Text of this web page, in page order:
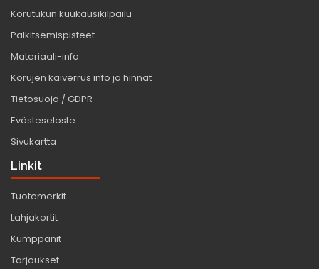
Korutukun kuukausikilpailu
Palkitsemispisteet
Materiaali-info
Korujen kaiverrus info ja hinnat
Tietosuoja / GDPR
Evästeseloste
Sivukartta
Linkit
Tuotemerkit
Lahjakortit
Kumppanit
Tarjoukset